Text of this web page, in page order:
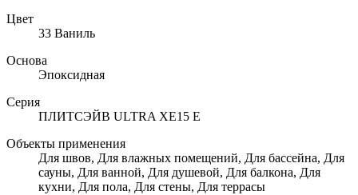
Цвет
33 Ваниль
Основа
Эпоксидная
Серия
ПЛИТСЭЙВ ULTRA XE15 Е
Объекты применения
Для швов, Для влажных помещений, Для бассейна, Для
сауны, Для ванной, Для душевой, Для балкона, Для
кухни, Для пола, Для стены, Для террасы